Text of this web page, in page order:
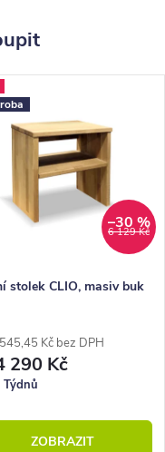
6 129 Kč
–30 %
stolek CLIO, masiv buk
Kč bez DPH
290 Kč
ZOBRAZIT